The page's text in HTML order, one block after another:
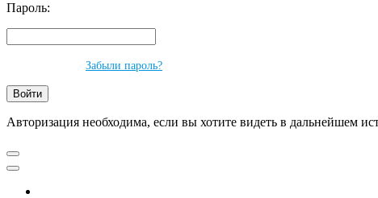
Пароль:
Забыли пароль?
Авторизация необходима, если вы хотите видеть в дальнейшем